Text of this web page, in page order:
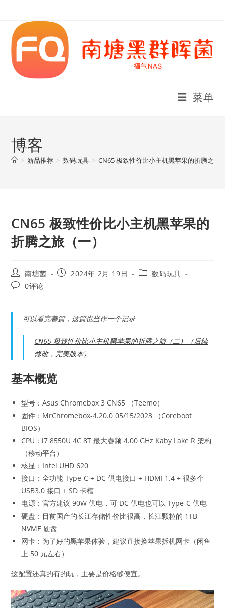
content
菜单
博客
> 新品推荐 > 数码玩具 > CN65 极致性价比小主机黑苹果的折腾之旅
CN65 极致性价比小主机黑苹果的
折腾之旅（一）
Post
author:
南塘菌
Post2024年 2月 19日
Post数码玩具
Post0评论
可以看完善篇，这篇也当作一个记录
CN65 极致性价比小主机黑苹果的折腾之旅（二）（后续
修改，完美版本）
基本概览
型号：Asus Chromebox 3 CN65 （Teemo）
固件：MrChromebox-4.20.0 05/15/2023 （Coreboot
BIOS）
CPU：i7 8550U 4C 8T 最大睿频 4.00 GHz Kaby Lake R 架构
（移动平台）
核显：Intel UHD 620
接口：全功能 Type-C + DC 供电接口 + HDMI 1.4 + 很多个
USB3.0 接口 + SD 卡槽
电源：官方建议 90W 供电，可 DC 供电也可以 Type-C 供电
硬盘：目前国产的长江存储性价比很高，长江颗粒的 1TB
NVME 硬盘
网卡：为了好的黑苹果体验，建议直接换苹果拆机网卡（闲鱼
上 50 元左右）
这配置还真的有的玩，主要是价格够便宜。